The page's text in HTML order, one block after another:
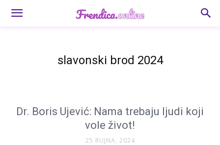
slavonski brod 2024
Dr. Boris Ujević: Nama trebaju ljudi koji
vole život!
25 RUJNA, 2024